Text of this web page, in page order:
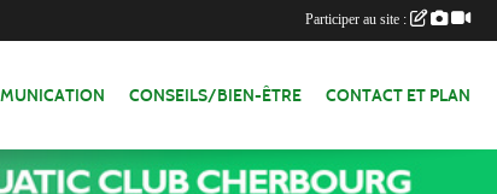
CONSEILS/BIEN-ÊTRE CONTACT ET PLAN
Participer au site :